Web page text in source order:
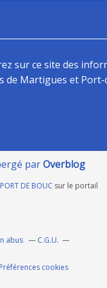
sur ce site des
de Martigues et
parOverblog
DE BOUC sur le portail
abus C.G.U.
Préférences cookies